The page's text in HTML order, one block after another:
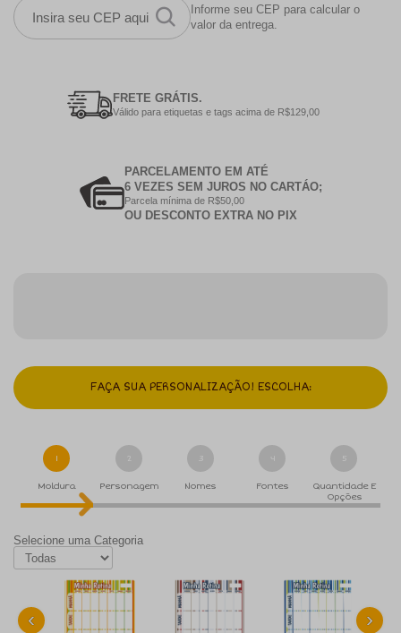
Informe seu CEP para calcular o
valor da entrega.
FRETE GRÁTIS.
Válido para etiquetas e tags acima de R$129,00
PARCELAMENTO EM ATÉ
6 VEZES SEM JUROS NO CARTÁO;
Parcela mínima de R$50,00
OU DESCONTO EXTRA NO PIX
FAÇA SUA PERSONALIZAÇÃO! ESCOLHA:
1
Moldura
2
Personagem
3
Nomes
4
Fontes
5
Quantidade E
Opções
Selecione uma Categoria
‹ ›